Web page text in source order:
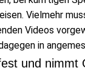
Vielmehr
Videos
in
und nimmt